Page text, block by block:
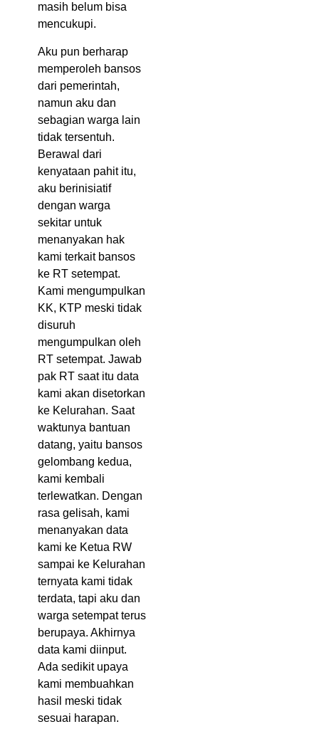
masih belum bisa
mencukupi.
Aku pun berharap
memperoleh bansos
dari pemerintah,
namun aku dan
sebagian warga lain
tidak tersentuh.
Berawal dari
kenyataan pahit itu,
aku berinisiatif
dengan warga
sekitar untuk
menanyakan hak
kami terkait bansos
ke RT setempat.
Kami mengumpulkan
KK, KTP meski tidak
disuruh
mengumpulkan oleh
RT setempat. Jawab
pak RT saat itu data
kami akan disetorkan
ke Kelurahan. Saat
waktunya bantuan
datang, yaitu bansos
gelombang kedua,
kami kembali
terlewatkan. Dengan
rasa gelisah, kami
menanyakan data
kami ke Ketua RW
sampai ke Kelurahan
ternyata kami tidak
terdata, tapi aku dan
warga setempat terus
berupaya. Akhirnya
data kami diinput.
Ada sedikit upaya
kami membuahkan
hasil meski tidak
sesuai harapan.